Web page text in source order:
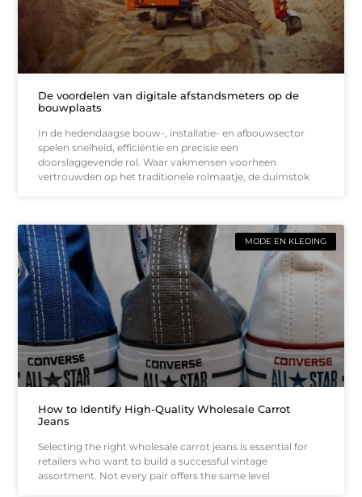
De voordelen van digitale afstandsmeters op de
bouwplaats
In de hedendaagse bouw-, installatie- en afbouwsector
spelen snelheid, efficiëntie en precisie een
doorslaggevende rol. Waar vakmensen voorheen
vertrouwden op het traditionele rolmaatje, de duimstok
MODE EN KLEDING
How to Identify High-Quality Wholesale Carrot
Jeans
Selecting the right wholesale carrot jeans is essential for
retailers who want to build a successful vintage
assortment. Not every pair offers the same level